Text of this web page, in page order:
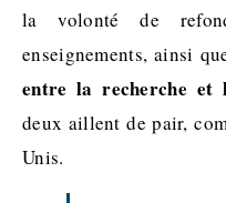
la volonté de
enseignements, ainsi
entre la recherche et
deux aillent de pair,
Unis.